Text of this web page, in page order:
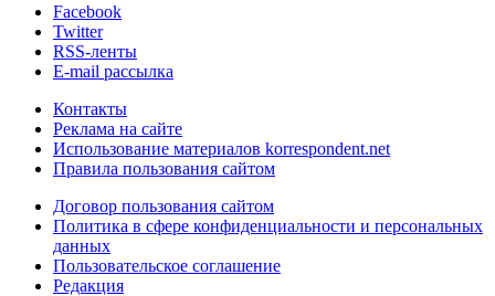
Facebook
Twitter
RSS-ленты
E-mail рассылка
Контакты
Реклама на сайте
Использование материалов korrespondent.net
Правила пользования сайтом
Договор пользования сайтом
Политика в сфере конфиденциальности и персональных
данных
Пользовательское соглашение
Редакция